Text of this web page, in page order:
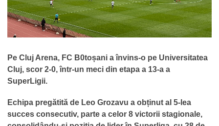
Pe Cluj Arena, FC B0toșani a învins-o pe Universitatea
Cluj, scor 2-0, într-un meci din etapa a 13-a a
SuperLigii.
Echipa pregătită de Leo Grozavu a obținut al 5-lea
succes consecutiv, parte a celor 8 victorii stagionale,